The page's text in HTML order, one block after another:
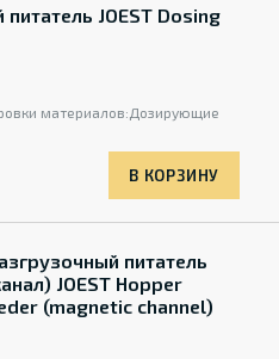
JOEST Dosing
материалов: Дозирующие
В КОРЗИНУ
питатель
JOEST Hopper
(magnetic channel)